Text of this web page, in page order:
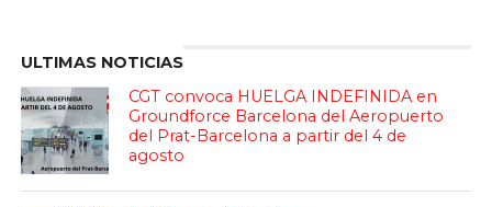
ULTIMAS NOTICIAS
CGT convoca HUELGA INDEFINIDA en
Groundforce Barcelona del Aeropuerto
del Prat-Barcelona a partir del 4 de
agosto